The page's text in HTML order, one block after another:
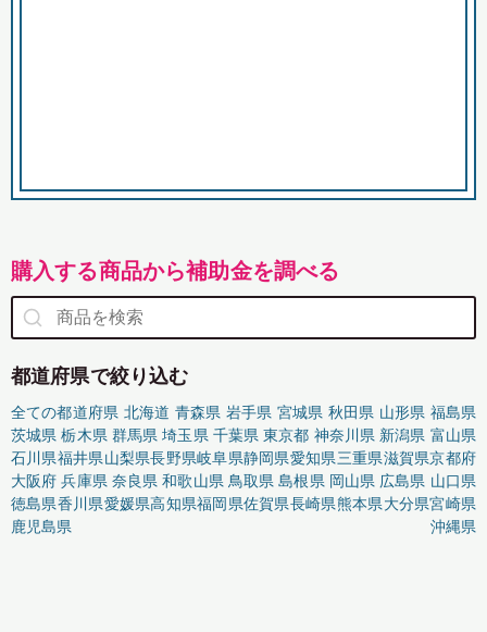
購入する商品から補助金を調べる
都道府県で絞り込む
全ての都道府県 北海道 青森県 岩手県 宮城県 秋田県 山形県 福島県
茨城県 栃木県 群馬県 埼玉県 千葉県 東京都 神奈川県 新潟県 富山県
石川県福井県山梨県長野県岐阜県静岡県愛知県三重県滋賀県京都府
大阪府 兵庫県 奈良県 和歌山県 鳥取県 島根県 岡山県 広島県 山口県
徳島県香川県愛媛県高知県福岡県佐賀県長崎県熊本県大分県宮崎県
鹿児島県
沖縄県